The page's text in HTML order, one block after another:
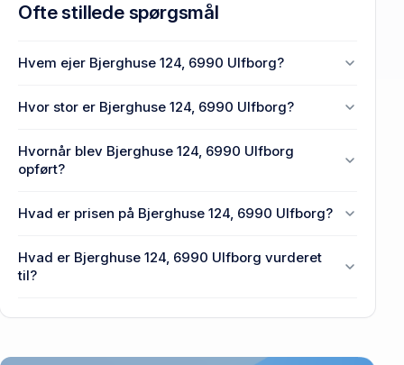
Ofte stillede spørgsmål
Hvem ejer Bjerghuse 124, 6990 Ulfborg?
Hvor stor er Bjerghuse 124, 6990 Ulfborg?
Enhedens BBR-areal er 50 m² på Bjerghuse 124,
6990 Ulfborg.
Hvornår blev Bjerghuse 124, 6990 Ulfborg
opført?
Den primære bygning blev bygget i 1960 på
Hvad er prisen på Bjerghuse 124, 6990 Ulfborg?
Ulfborg senest blev handlet i 2009.
Hvad er Bjerghuse 124, 6990 Ulfborg vurderet
til?